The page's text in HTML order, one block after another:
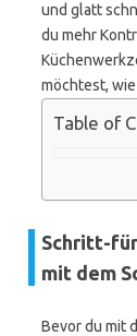
und glatt
du mehr
möchtest,
Table of
Schritt-
mit dem
Bevor du mit